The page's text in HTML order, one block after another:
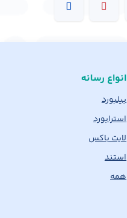
انواع رسانه
بیلبورد
استرابورد
لایت باکس
استند
همه